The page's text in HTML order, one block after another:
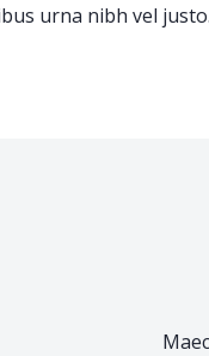
urna nibh vel justo.